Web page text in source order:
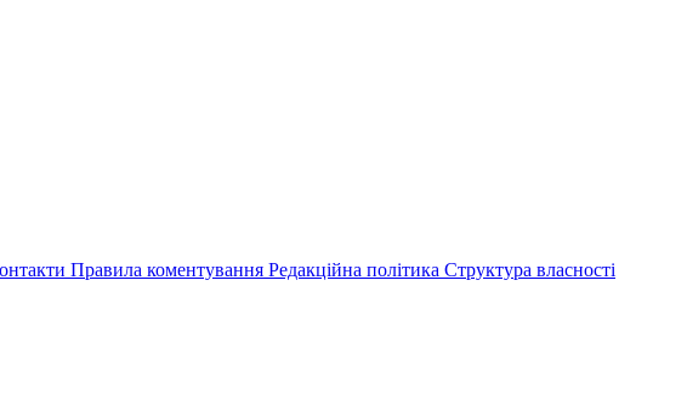
Правила коментування Редакційна політика Структура власності